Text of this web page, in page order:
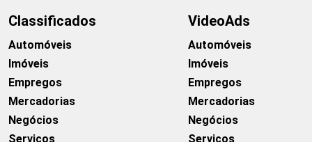
Classificados
Automóveis
Imóveis
Empregos
Mercadorias
Negócios
Serviços
VideoAds
Automóveis
Imóveis
Empregos
Mercadorias
Negócios
Serviços